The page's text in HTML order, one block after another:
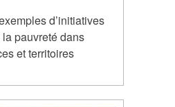
d’initiatives
pauvreté dans
et territoires